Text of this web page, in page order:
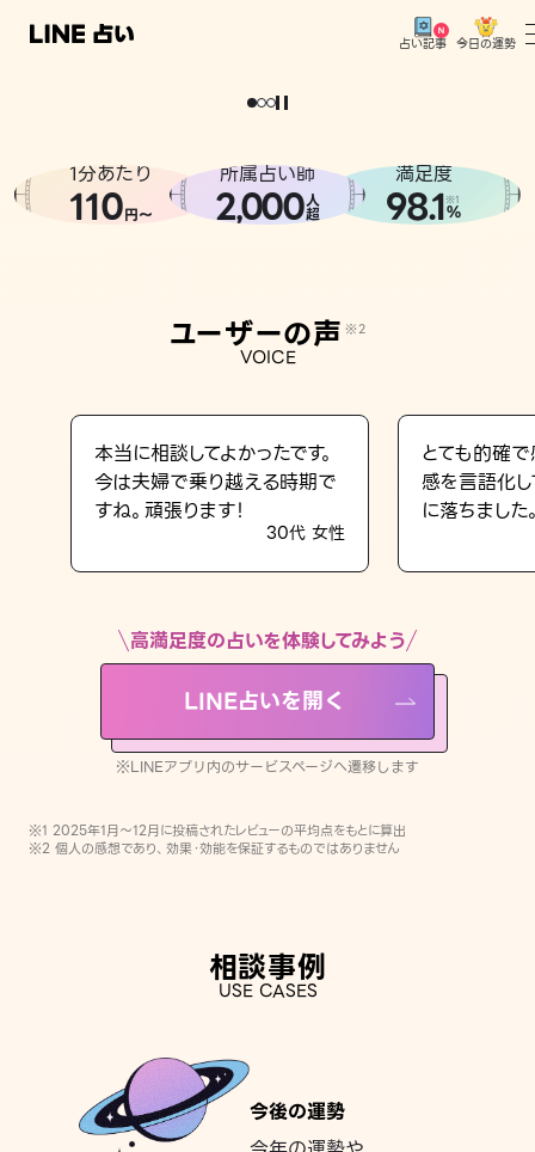
占い記事 今日の運勢
相談事例
LINE占いを開く
※LINEアプリ内のサービスページへ遷移します
どうせなら
。
1分あたり
110円〜
所属占い師
2,000人
超
満足度
98.1※1
%
ユーザーの声 ※2
VOICE
本当に相談してよかったです。
今は夫婦で乗り越える時期で
すね。頑張ります！
30代 女性
とても的確
感を言語化
に落ちました
高満足度の占いを体験してみよう
LINE占いを開く
※LINEアプリ内のサービスページへ遷移します
※1 2025年1月〜12月に投稿されたレビューの平均点をもとに算出
※2 個人の感想であり、効果・効能を保証するものではありません
相談事例
USE CASES
今後の運勢